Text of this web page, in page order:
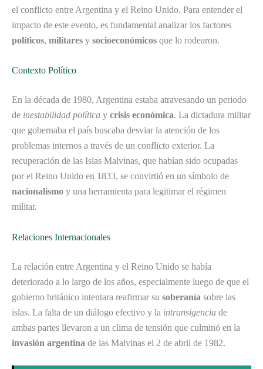
el conflicto entre Argentina y el Reino Unido. Para entender el
impacto de este evento, es fundamental analizar los factores
políticos, militares y socioeconómicos que lo rodearon.
Contexto Político
En la década de 1980, Argentina estaba atravesando un periodo
de inestabilidad política y crisis económica. La dictadura militar
que gobernaba el país buscaba desviar la atención de los
problemas internos a través de un conflicto exterior. La
recuperación de las Islas Malvinas, que habían sido ocupadas
por el Reino Unido en 1833, se convirtió en un símbolo de
nacionalismo y una herramienta para legitimar el régimen
militar.
Relaciones Internacionales
La relación entre Argentina y el Reino Unido se había
deteriorado a lo largo de los años, especialmente luego de que el
gobierno británico intentara reafirmar su soberanía sobre las
islas. La falta de un diálogo efectivo y la intransigencia de
ambas partes llevaron a un clima de tensión que culminó en la
invasión argentina de las Malvinas el 2 de abril de 1982.